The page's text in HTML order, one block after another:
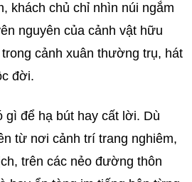
khách chủ chỉ nhìn núi ngắm
nguyên của cảnh vật hữu
cảnh xuân thường trụ, hát
đời.
gì để hạ bút hay cất lời. Dù
từ nơi cảnh trí trang nghiêm,
trên các nẻo đường thôn